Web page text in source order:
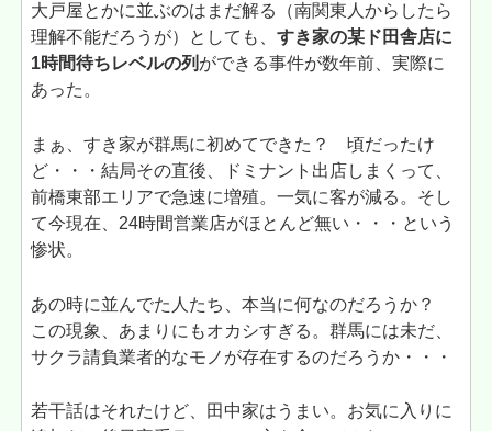
大戸屋とかに並ぶのはまだ解る（南関東人からしたら
理解不能だろうが）としても、すき家の某ド田舎店に
1時間待ちレベルの列 ができる事件が数年前、実際に
あった。
まぁ、すき家が群馬に初めてできた？ 頃だったけ
ど・・・結局その直後、ドミナント出店しまくって、
前橋東部エリアで急速に増殖。一気に客が減る。そし
て今現在、24時間営業店がほとんど無い・・・という
惨状。
あの時に並んでた人たち、本当に何なのだろうか？
この現象、あまりにもオカシすぎる。群馬には未だ、
サクラ請負業者的なモノが存在するのだろうか・・・
若干話はそれたけど、田中家はうまい。お気に入りに